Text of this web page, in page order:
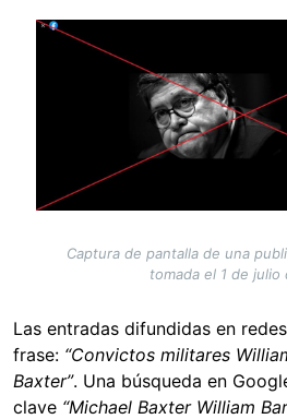
Image
Captura de pantalla de una
tomada el 1 de julio
Las entradas difundidas en
frase: “Convictos militares
Baxter”. Una búsqueda en
clave “Michael Baxter William